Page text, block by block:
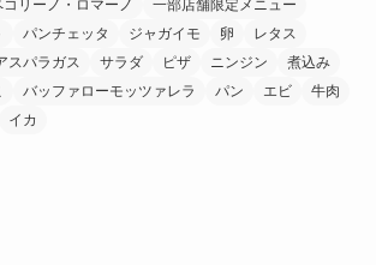
コリーノ・ロマーノ
一部店舗限定メニュー
パンチェッタ ジャガイモ 卵
レタス
スパラガス サラダ ピザ ニンジン
煮込み
バッファローモッツァレラ パン エビ
牛肉
イカ